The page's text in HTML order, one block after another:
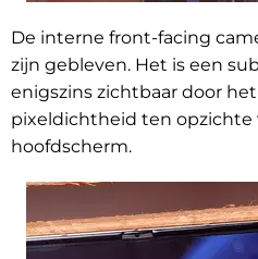
De interne front-facing
zijn gebleven. Het is een
enigszins zichtbaar door
pixeldichtheid ten opzichte
hoofdscherm.